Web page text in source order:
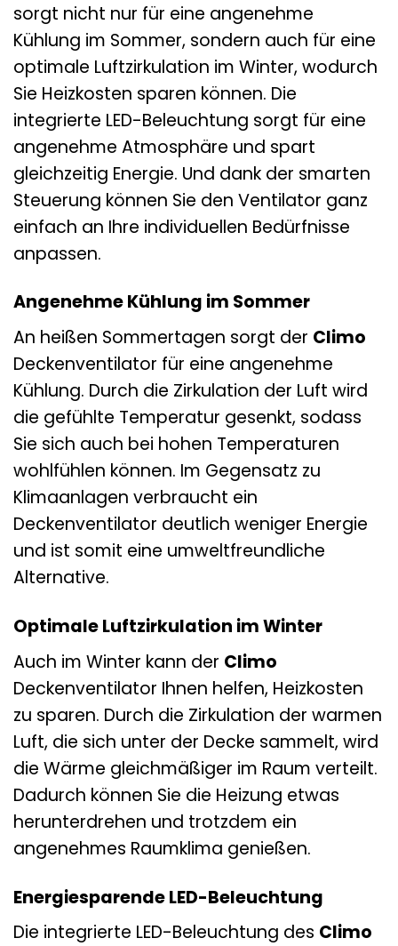
sorgt nicht nur für eine angenehme
Kühlung im Sommer, sondern auch für eine
optimale Luftzirkulation im Winter, wodurch
Sie Heizkosten sparen können. Die
integrierte LED-Beleuchtung sorgt für eine
angenehme Atmosphäre und spart
gleichzeitig Energie. Und dank der smarten
Steuerung können Sie den Ventilator ganz
einfach an Ihre individuellen Bedürfnisse
anpassen.
Angenehme Kühlung im Sommer
An heißen Sommertagen sorgt der Climo
Deckenventilator für eine angenehme
Kühlung. Durch die Zirkulation der Luft wird
die gefühlte Temperatur gesenkt, sodass
Sie sich auch bei hohen Temperaturen
wohlfühlen können. Im Gegensatz zu
Klimaanlagen verbraucht ein
Deckenventilator deutlich weniger Energie
und ist somit eine umweltfreundliche
Alternative.
Optimale Luftzirkulation im Winter
Auch im Winter kann der Climo
Deckenventilator Ihnen helfen, Heizkosten
zu sparen. Durch die Zirkulation der warmen
Luft, die sich unter der Decke sammelt, wird
die Wärme gleichmäßiger im Raum verteilt.
Dadurch können Sie die Heizung etwas
herunterdrehen und trotzdem ein
angenehmes Raumklima genießen.
Energiesparende LED-Beleuchtung
Die integrierte LED-Beleuchtung des Climo